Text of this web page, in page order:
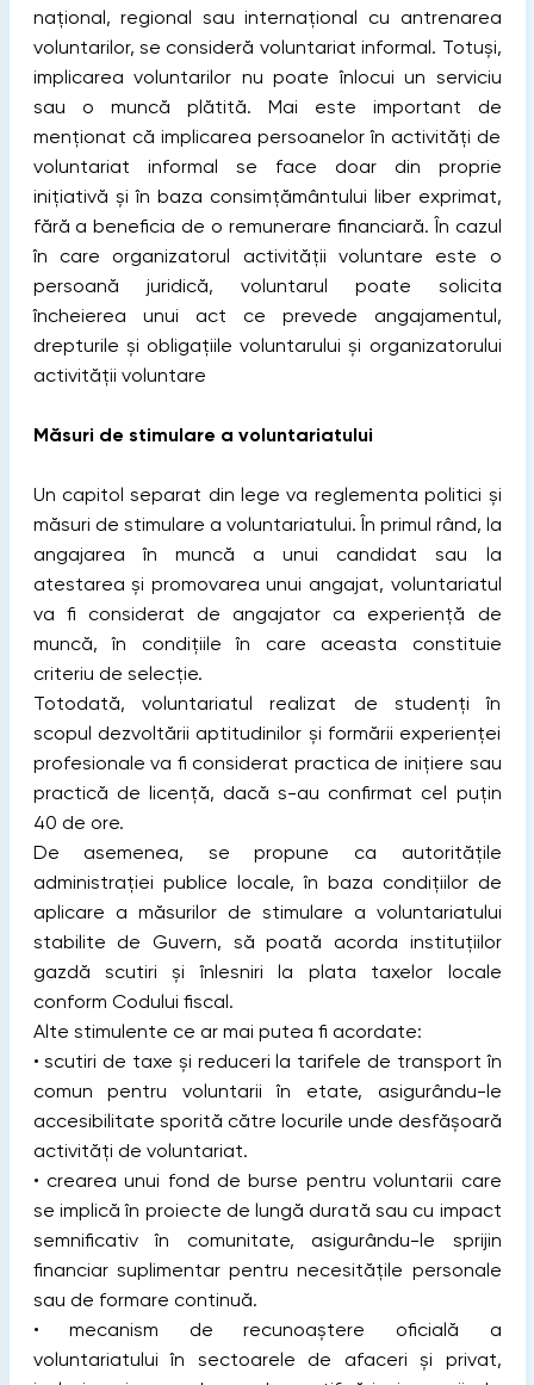
național, regional sau internațional cu antrenarea
voluntarilor, se consideră voluntariat informal. Totuși,
implicarea voluntarilor nu poate înlocui un serviciu
sau o muncă plătită. Mai este important de
menționat că implicarea persoanelor în activități de
voluntariat informal se face doar din proprie
inițiativă și în baza consimțământului liber exprimat,
fără a beneficia de o remunerare financiară. În cazul
în care organizatorul activității voluntare este o
persoană juridică, voluntarul poate solicita
încheierea unui act ce prevede angajamentul,
drepturile și obligațiile voluntarului și organizatorului
activității voluntare
Măsuri de stimulare a voluntariatului
Un capitol separat din lege va reglementa politici și
măsuri de stimulare a voluntariatului. În primul rând, la
angajarea în muncă a unui candidat sau la
atestarea şi promovarea unui angajat, voluntariatul
va fi considerat de angajator ca experienţă de
muncă, în condiţiile în care aceasta constituie
criteriu de selecţie.
Totodată, voluntariatul realizat de studenţi în
scopul dezvoltării aptitudinilor şi formării experienţei
profesionale va fi considerat practica de iniţiere sau
practică de licenţă, dacă s-au confirmat cel puţin
40 de ore.
De asemenea, se propune ca autorităţile
administraţiei publice locale, în baza condiţiilor de
aplicare a măsurilor de stimulare a voluntariatului
stabilite de Guvern, să poată acorda instituţiilor
gazdă scutiri şi înlesniri la plata taxelor locale
conform Codului fiscal.
Alte stimulente ce ar mai putea fi acordate:
• scutiri de taxe și reduceri la tarifele de transport în
comun pentru voluntarii în etate, asigurându-le
accesibilitate sporită către locurile unde desfășoară
activități de voluntariat.
• crearea unui fond de burse pentru voluntarii care
se implică în proiecte de lungă durată sau cu impact
semnificativ în comunitate, asigurându-le sprijin
financiar suplimentar pentru necesitățile personale
sau de formare continuă.
• mecanism de recunoaștere oficială a
voluntariatului în sectoarele de afaceri și privat,